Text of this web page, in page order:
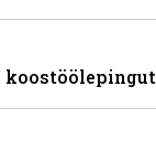
koostöölepingut